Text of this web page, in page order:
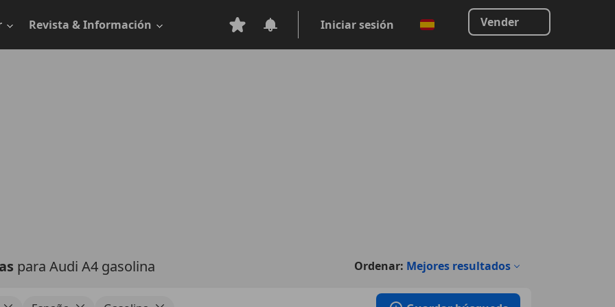
Revista & Información Iniciar sesión Vender
para Audi A4 gasolina Ordenar: Mejores resultados